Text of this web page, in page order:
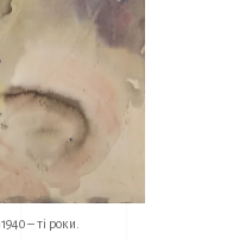
– ті роки.